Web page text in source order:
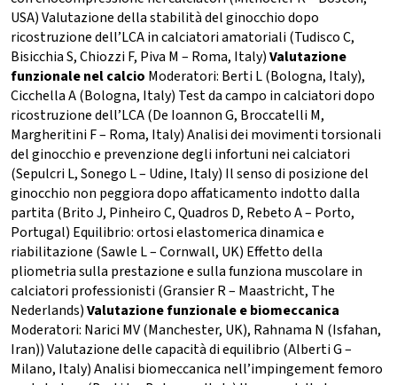
USA) Valutazione della stabilità del ginocchio dopo
ricostruzione dell’LCA in calciatori amatoriali (Tudisco C,
Bisicchia S, Chiozzi F, Piva M – Roma, Italy)Valutazione
funzionale nel calcio Moderatori: Berti L (Bologna, Italy),
Cicchella A (Bologna, Italy) Test da campo in calciatori dopo
ricostruzione dell’LCA (De Ioannon G, Broccatelli M,
Margheritini F – Roma, Italy) Analisi dei movimenti torsionali
del ginocchio e prevenzione degli infortuni nei calciatori
(Sepulcri L, Sonego L – Udine, Italy) Il senso di posizione del
ginocchio non peggiora dopo affaticamento indotto dalla
partita (Brito J, Pinheiro C, Quadros D, Rebeto A – Porto,
Portugal) Equilibrio: ortosi elastomerica dinamica e
riabilitazione (Sawle L – Cornwall, UK) Effetto della
pliometria sulla prestazione e sulla funziona muscolare in
calciatori professionisti (Gransier R – Maastricht, The
Nederlands)Valutazione funzionale e biomeccanica
Moderatori: Narici MV (Manchester, UK), Rahnama N (Isfahan,
Iran)) Valutazione delle capacità di equilibrio (Alberti G –
Milano, Italy) Analisi biomeccanica nell’impingement femoro